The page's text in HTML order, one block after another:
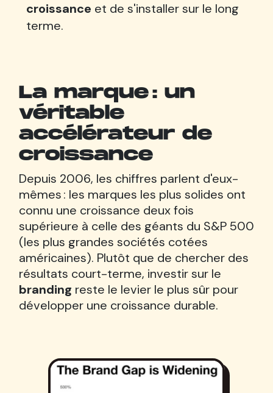
croissance et de s'installer sur le long
terme.
La marque : un
véritable
accélérateur de
croissance
Depuis 2006, les chiffres parlent d'eux-
mêmes : les marques les plus solides ont
connu une croissance deux fois
supérieure à celle des géants du S&P 500
(les plus grandes sociétés cotées
américaines). Plutôt que de chercher des
résultats court-terme, investir sur le
branding reste le levier le plus sûr pour
développer une croissance durable.